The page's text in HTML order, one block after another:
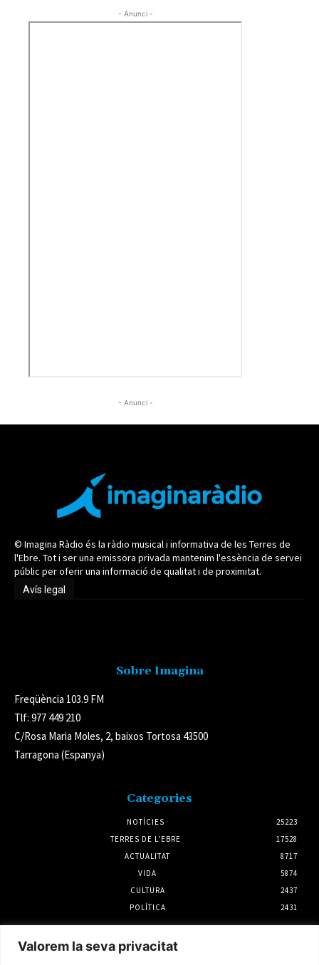
Valorem la seva privacitat
- Anunci -
- Anunci -
© Imagina Ràdio és la ràdio musical i informativa de les Terres de
l'Ebre. Tot i ser una emissora privada mantenim l'essència de servei
públic per oferir una informació de qualitat i de proximitat.
Avís legal
Sobre Imagina
Freqüència 103.9 FM
Tlf: 977 449 210
C/Rosa Maria Moles, 2, baixos Tortosa 43500
Tarragona (Espanya)
Categories
NOTÍCIES
25223
TERRES DE L'EBRE
17528
ACTUALITAT
8717
VIDA
5874
CULTURA
2437
POLÍTICA
2431
Notícies